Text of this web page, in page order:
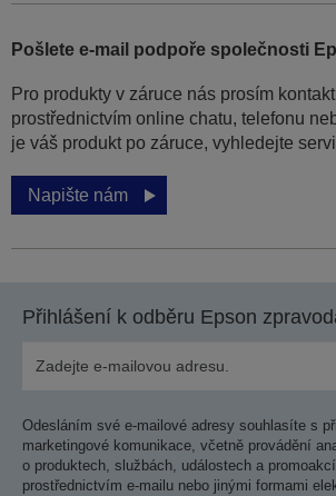
Pošlete e-mail podpoře společnosti
Pro produkty v záruce nás prosím
prostřednictvím online chatu, telefonu
je váš produkt po záruce, vyhledejte
Napište nám
Přihlášení k odběru Epson
Odesláním své e-mailové adresy souhlasíte s
marketingové komunikace, včetně provádění
o produktech, službách, událostech a
prostřednictvím e-mailu nebo jinými formami